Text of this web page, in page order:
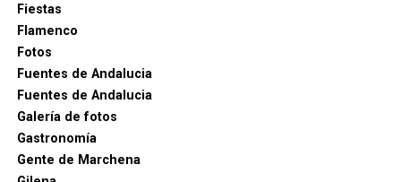
Fiestas
Flamenco
Fotos
Fuentes de Andalucia
Fuentes de Andalucia
Galería de fotos
Gastronomía
Gente de Marchena